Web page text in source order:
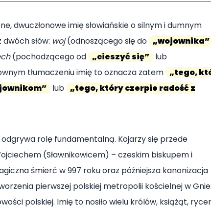
dwuczłonowe imię słowiańskie o silnym i dumnym
słów: woj(odnoszącego się do „wojownika”
(pochodzącego od „cieszyć się” lub
tłumaczeniu imię to oznacza zatem „tego,
lub „tego, który czerpie radość z
rolę fundamentalną. Kojarzy się przede
(Sławnikowicem) – czeskim biskupem i
śmierć w 997 roku oraz późniejsza kanonizacja
pierwszej polskiej metropolii kościelnej w
polskiej. Imię to nosiło wielu królów, książąt,